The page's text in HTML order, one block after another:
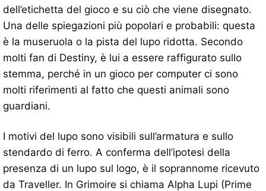
dell’etichetta del gioco e su ciò che viene disegnato.
Una delle spiegazioni più popolari e probabili: questa
è la museruola o la pista del lupo ridotta. Secondo
molti fan di Destiny, è lui a essere raffigurato sullo
stemma, perché in un gioco per computer ci sono
molti riferimenti al fatto che questi animali sono
guardiani.
I motivi del lupo sono visibili sull’armatura e sullo
stendardo di ferro. A conferma dell’ipotesi della
presenza di un lupo sul logo, è il soprannome ricevuto
da Traveller. In Grimoire si chiama Alpha Lupi (Prime